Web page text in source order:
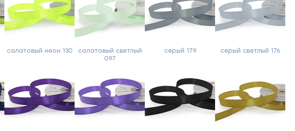
салатовый неон 130
салатовый светлый
097
серый 179 серый светлый 176